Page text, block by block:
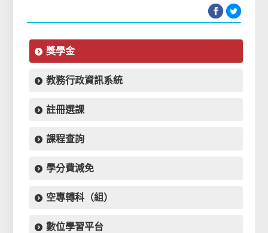
獎學金
教務行政資訊系統
註冊選課
課程查詢
學分費減免
空專轉科（組）
數位學習平台